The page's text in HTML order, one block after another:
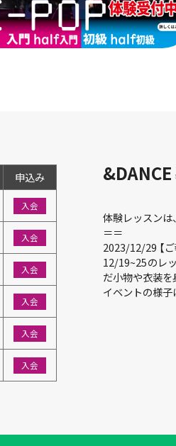
入会
入会
入会
入会
入会
入会
&DANCE
体験レッスンは
＝＝
2023/12/29 【
12/19~25のレ
だ小物や衣装を
イベントの様